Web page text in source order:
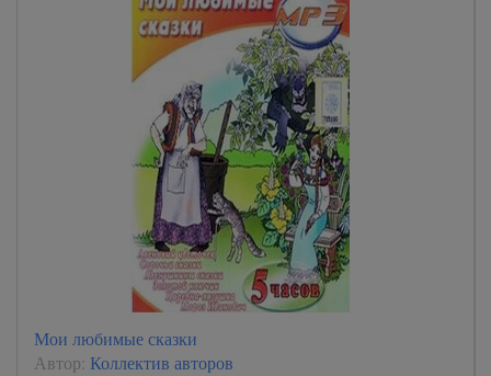
Мои любимые сказки
Автор: Коллектив авторов